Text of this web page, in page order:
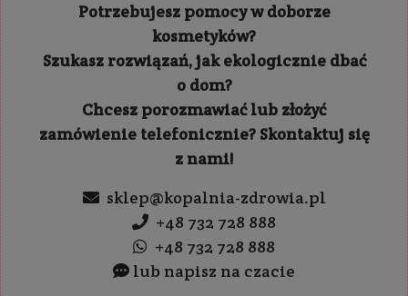
Potrzebujesz pomocy w doborze
kosmetyków?
Szukasz rozwiązań, jak ekologicznie dbać
o dom?
Chcesz porozmawiać lub złożyć
zamówienie telefonicznie? Skontaktuj się
z nami!
sklep@kopalnia-zdrowia.pl
+48 732 728 888
+48 732 728 888
lub napisz na czacie